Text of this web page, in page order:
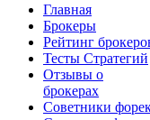
Главная
Брокеры
Рейтинг
Тесты Стратегий
Отзывы о
брокерах
Советники